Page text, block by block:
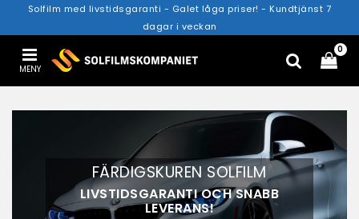
Solfilm med livstidsgaranti - Galet låga priser! - Kundtjänst 7
dagar i veckan
MENY
0
FÄRDIGSKUREN SOLFILM
LIVSTIDSGARANTI OCH SNABB
LEVERANS!
VINYLFOLIE FÖR FOLIERING
LUFTKANALER I LIMMET FÖR EN
BUBBELFRI MONTERING
KOLFIBERFILM
MED LUFTKANALER FÖR BUBBELFRI
MONTERING
FASTIGHETSFILM
FÖR INSYNSSKYDD OCH
VÄRMESKYDD